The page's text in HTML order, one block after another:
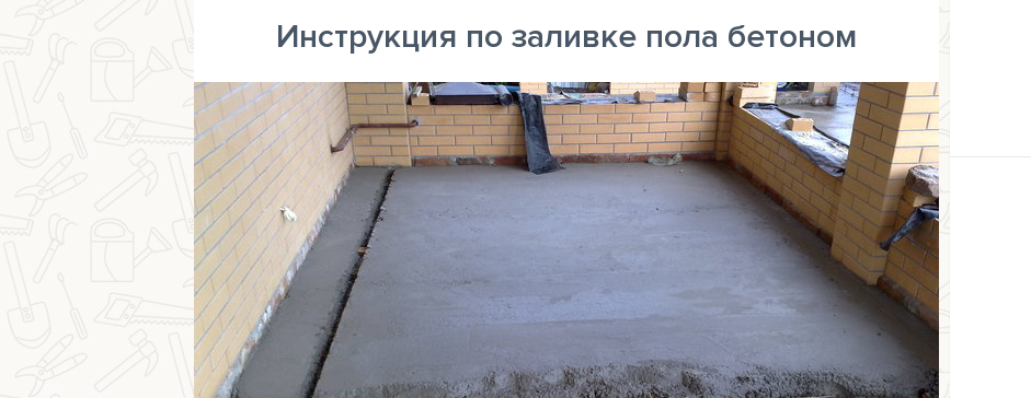
Инструкция по заливке пола бетоном